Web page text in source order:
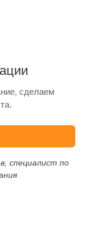
сделаем
специалист по